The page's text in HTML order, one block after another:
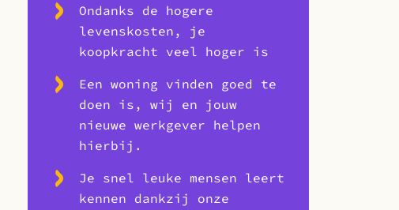
Ondanks de hogere
levenskosten, je
koopkracht veel hoger is
Een woning vinden goed te
doen is, wij en jouw
nieuwe werkgever helpen
hierbij.
Je snel leuke mensen leert
kennen dankzij onze